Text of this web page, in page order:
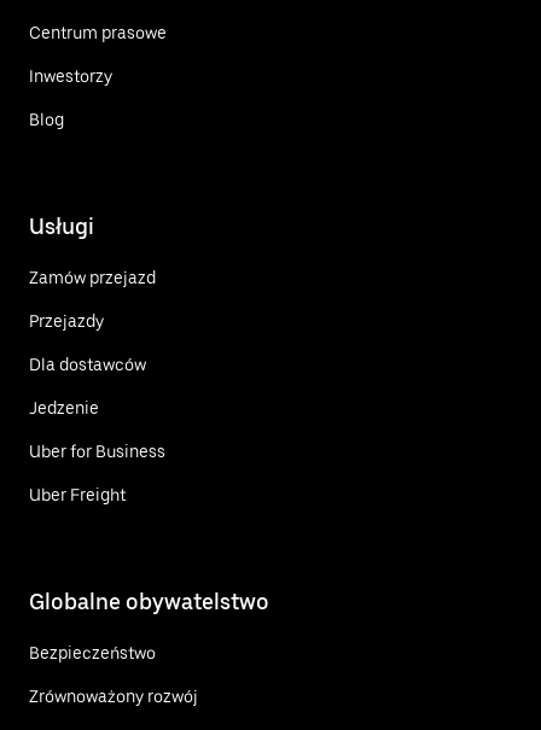
Centrum prasowe
Inwestorzy
Blog
Usługi
Zamów przejazd
Przejazdy
Dla dostawców
Jedzenie
Uber for Business
Uber Freight
Globalne obywatelstwo
Bezpieczeństwo
Zrównoważony rozwój